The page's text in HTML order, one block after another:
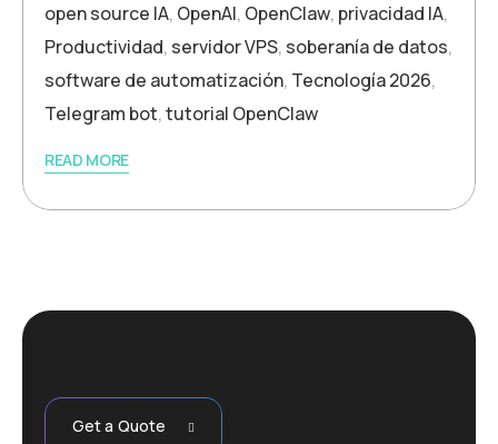
open source IA, OpenAI, OpenClaw, privacidad IA,
Productividad, servidor VPS, soberanía de datos,
software de automatización, Tecnología 2026,
Telegram bot,tutorial OpenClaw
READ MORE
Get a Quote